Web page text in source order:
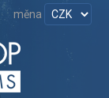
měna